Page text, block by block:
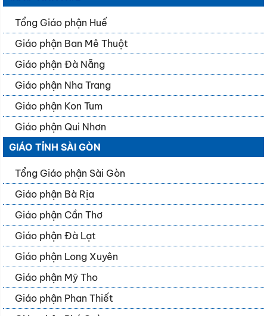
Tổng Giáo phận Huế
Giáo phận Ban Mê Thuột
Giáo phận Đà Nẵng
Giáo phận Nha Trang
Giáo phận Kon Tum
Giáo phận Qui Nhơn
GIÁO TỈNH SÀI GÒN
Tổng Giáo phận Sài Gòn
Giáo phận Bà Rịa
Giáo phận Cần Thơ
Giáo phận Đà Lạt
Giáo phận Long Xuyên
Giáo phận Mỹ Tho
Giáo phận Phan Thiết